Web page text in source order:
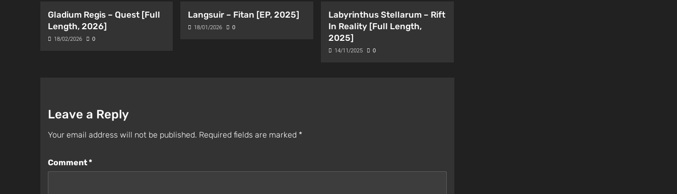
Gladium Regis – Quest [Full
Length, 2026]
18/02/2026 0
Langsuir – Fitan [EP, 2025]
18/01/2026 0
Labyrinthus Stellarum – Rift
In Reality [Full Length,
2025]
14/11/2025 0
Leave a Reply
Your email address will not be published. Required fields are marked *
Comment*